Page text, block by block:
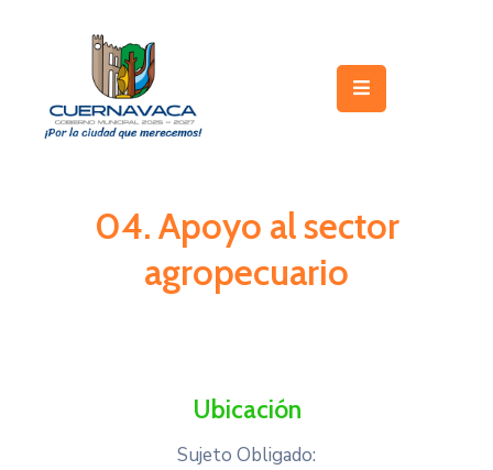
Gobierno
04. Apoyo al sector
agropecuario
Ubicación
Sujeto Obligado: